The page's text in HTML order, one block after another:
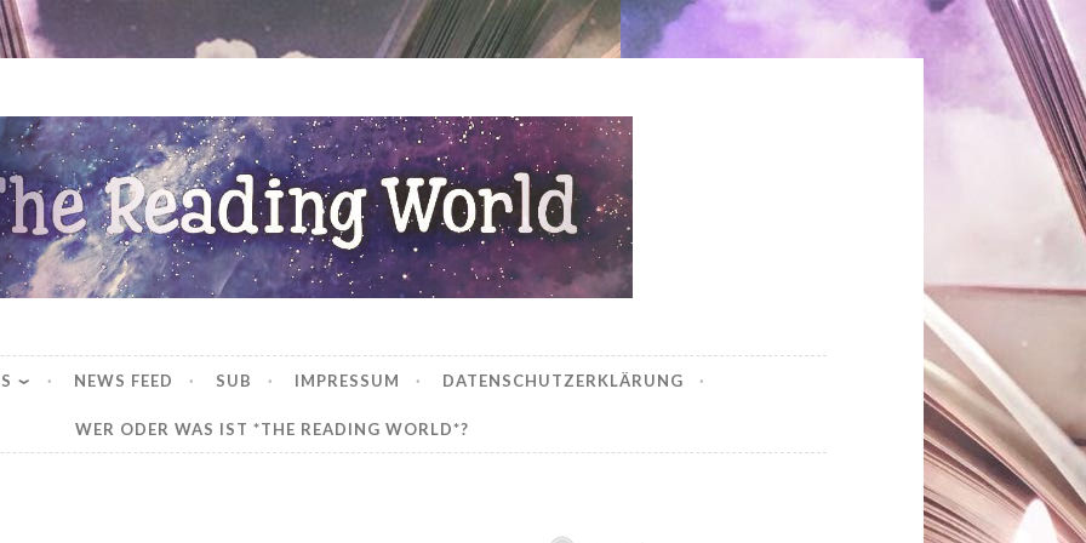
World
NEWS FEED SUB IMPRESSUM DATENSCHUTZERKLÄRUNG
WER ODER WAS IST *THE READING WORLD*?